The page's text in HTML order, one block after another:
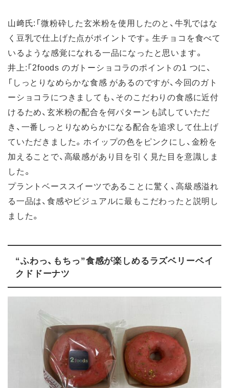
山﨑氏:「微粉砕した玄米粉を使用したのと、牛乳ではな
く豆乳で仕上げた点がポイントです。生チョコを食べて
いるような感覚になれる一品になったと思います。
井上:「2foods のガトーショコラのポイントの1 つに、
「しっとりなめらかな食感 があるのですが、今回のガト
ーショコラにつきましても、そのこだわりの食感に近付
けるため、玄米粉の配合を何パターンも試していただ
き、一番しっとりなめらかになる配合を追求して仕上げ
ていただきました。ホイップの色をピンクにし、金粉を
加えることで、高級感があり目を引く見た目を意識しま
した。
プラントベーススイーツであることに驚く、高級感溢れ
る一品は、食感やビジュアルに最もこだわったと説明し
ました。
“ふわっ、もちっ”食感が楽しめるラズベリーベイ
クドドーナツ